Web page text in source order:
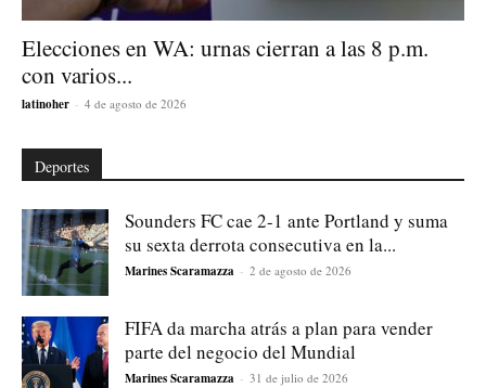
Elecciones en WA: urnas cierran a las 8 p.m.
con varios...
latinoher - 4 de agosto de 2026
Deportes
Sounders FC cae 2-1 ante Portland y suma
su sexta derrota consecutiva en la...
Marines Scaramazza - 2 de agosto de 2026
FIFA da marcha atrás a plan para vender
parte del negocio del Mundial
Marines Scaramazza - 31 de julio de 2026